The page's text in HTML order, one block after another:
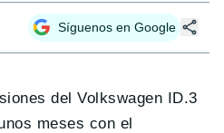
Síguenos en Google
del Volkswagen ID.3
meses con el